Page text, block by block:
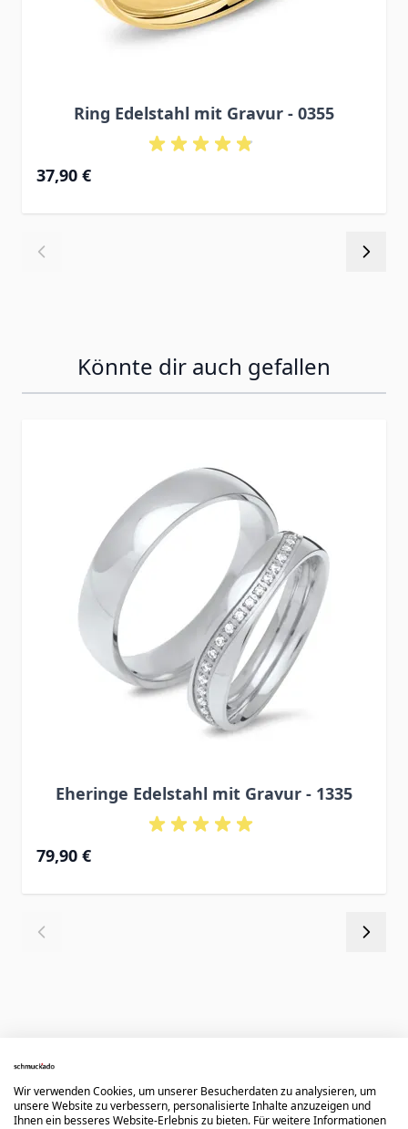
Ring Edelstahl mit Gravur - 0355
37,90 €
Könnte dir auch gefallen
Eheringe Edelstahl mit Gravur - 1335
79,90 €
Wir verwenden Cookies, um unserer Besucherdaten zu analysieren, um
unsere Website zu verbessern, personalisierte Inhalte anzuzeigen und
Ihnen ein besseres Website-Erlebnis zu bieten. Für weitere Informationen